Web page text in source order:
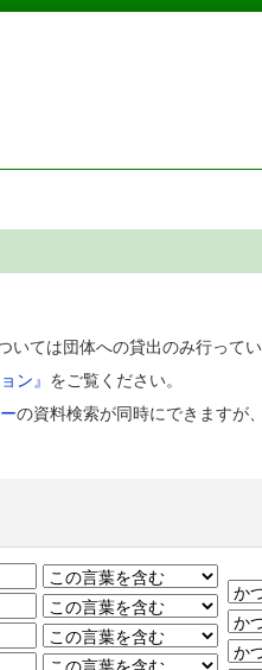
・予約システム
ては団体への貸出のみ行ってい
ン』 をご覧ください。
の資料検索が同時にできますが